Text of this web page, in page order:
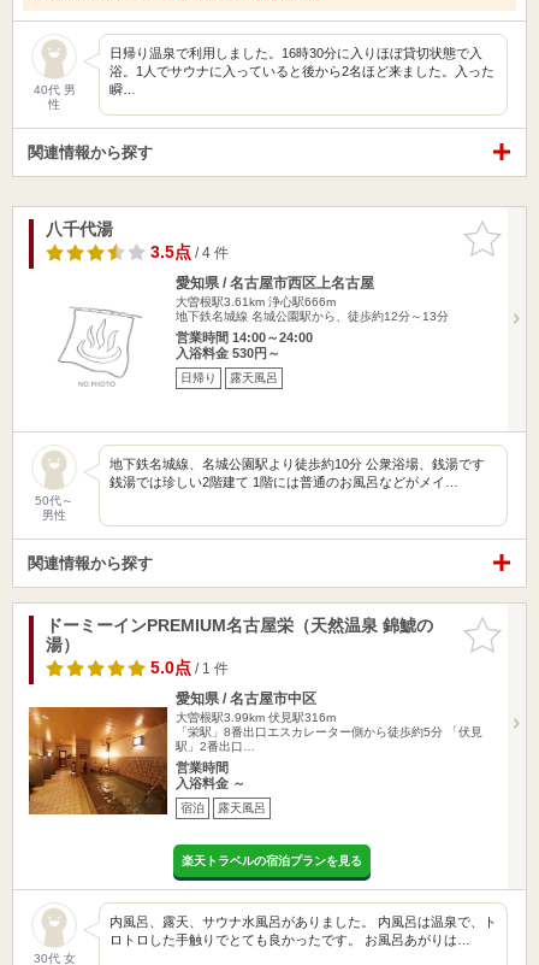
40代 男
性
日帰り温泉で利用しました。16時30分に入りほぼ貸切状態で入
浴。1人でサウナに入っていると後から2名ほど来ました。入った
瞬…
関連情報から探す
お気に入
りに追加
八千代湯
3.5点/ 4 件
愛知県 / 名古屋市西区上名古屋
大曽根駅3.61km 浄心駅666m
地下鉄名城線 名城公園駅から、徒歩約12分～13分
営業時間 14:00～24:00
入浴料金 530円～
日帰り 露天風呂
50代～
男性
地下鉄名城線、名城公園駅より徒歩約10分 公衆浴場、銭湯です
銭湯では珍しい2階建て 1階には普通のお風呂などがメイ…
関連情報から探す
お気に入
りに追加
ドーミーインPREMIUM名古屋栄（天然温泉 錦鯱の
湯）
5.0点/ 1 件
愛知県 / 名古屋市中区
大曽根駅3.99km 伏見駅316m
「栄駅」8番出口エスカレーター側から徒歩約5分 「伏見
駅」2番出口…
営業時間
入浴料金 ～
宿泊 露天風呂
楽天トラベルの宿泊プランを見る
30代 女
内風呂、露天、サウナ水風呂がありました。 内風呂は温泉で、ト
ロトロした手触りでとても良かったです。 お風呂あがりは…